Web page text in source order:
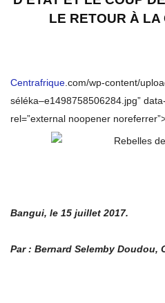
LE RETOUR À LA
Centrafrique.com/wp-content/
séléka–e1498758506284.jpg”
rel=”external noopener
Bangui, le 15 juillet 2017.
Par : Bernard Selemby Doudou,